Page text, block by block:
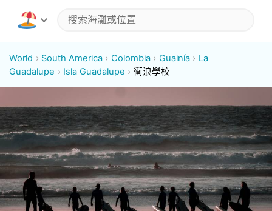
World South America Colombia Guainía
La
Guadalupe
Isla Guadalupe 衝浪學校